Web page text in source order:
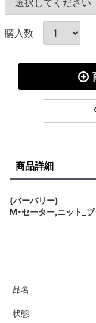
購入数
商品詳細
(バーバリー)
M-セーター,ニット_
品名
状態